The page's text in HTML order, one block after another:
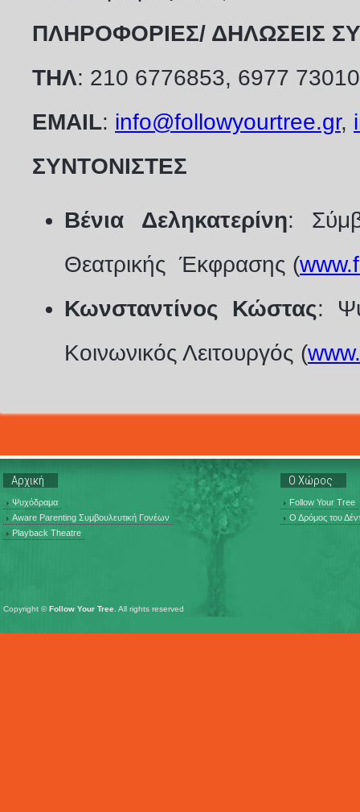
ΠΛΗΡΟΦΟΡΙΕΣ/ ΔΗΛΩΣΕΙΣ
ΤΗΛ: 210 6776853, 6977
ΕMAIL: info@followyourtree.gr,
ΣΥΝΤΟΝΙΣΤΕΣ
Βένια Δεληκατερίνη:
Θεατρικής Έκφρασης (
Κωνσταντίνος Κώστας:
Κοινωνικός Λειτουργός (
Αρχική
Ψυχόδραμα
Aware Parenting Συμβουλευτική Γονέων
Playback Theatre
Ο Χώρος
Follow Your Tree
Ο Δρόμος του
Copyright © Follow Your Tree. All rights reserved